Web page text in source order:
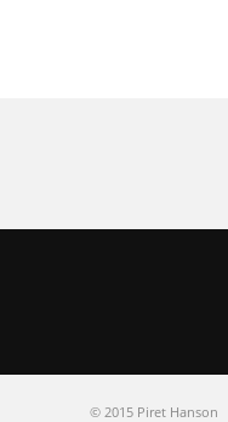
© 2015 Piret Hanson